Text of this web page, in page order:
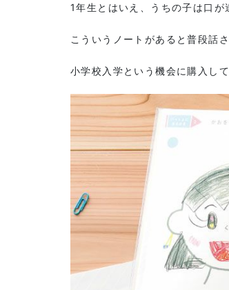
1年生とはいえ、うちの子は口
こういうノートがあると普段話
小学校入学という機会に購入して